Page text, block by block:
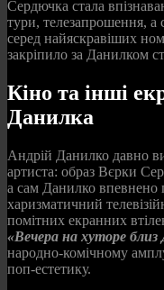
Сердючка стала
тури, телезапрошення, а
серед найяскравіших
закріпило за Данилком
Кіно та інші
Данилка
Андрій Данилко давно
артиста: образ Вєрки
а сам Данилко впевнено
харизматичний
помітних екранних
«Вечера на хуторе
народно‑комічному
поп‑естетику.